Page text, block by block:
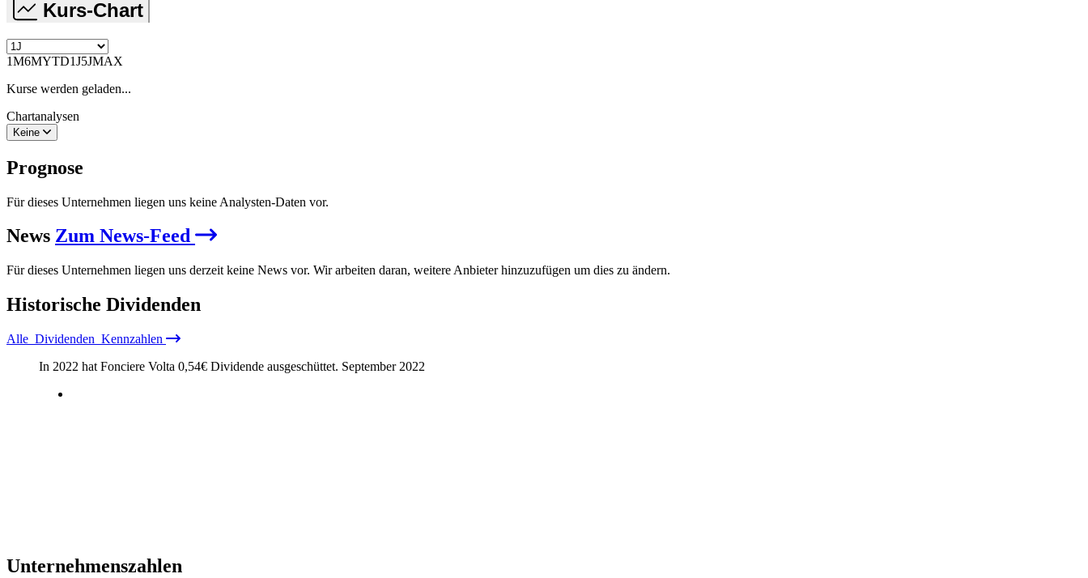
Kurs-Chart
1M6MYTD1J5JMAX
Kurse werden geladen...
Chartanalysen
Keine
Prognose
Für dieses Unternehmen liegen uns keine Analysten-Daten vor.
News Zum News-Feed
Für dieses Unternehmen liegen uns derzeit keine News vor. Wir arbeiten daran, weitere Anbieter hinzuzufügen um dies zu ändern.
Historische Dividenden
Alle Dividenden Kennzahlen
In 2022 hat Fonciere Volta 0,54€ Dividende ausgeschüttet. September 2022
Unternehmenszahlen